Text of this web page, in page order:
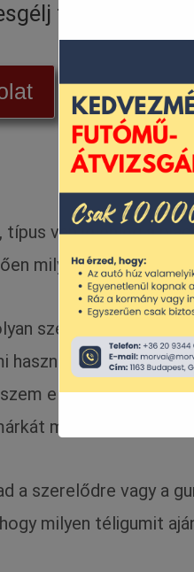
téligumit?
van jelenleg a
milyen utakon,
szempontokat
használata milyen
előtt tartanod a
megvásárolnod!
a szerelődre vagy a
milyen téligumit